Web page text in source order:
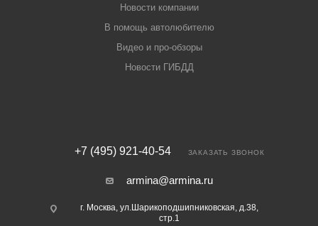
Новости компании
В помощь автолюбителю
Видео и про-обзоры
Новости ГИБДД
+7 (495) 921-40-54 ЗАКАЗАТЬ ЗВОНОК
armina@armina.ru
г. Москва, ул.Шарикоподшипниковская, д.38,
стр.1